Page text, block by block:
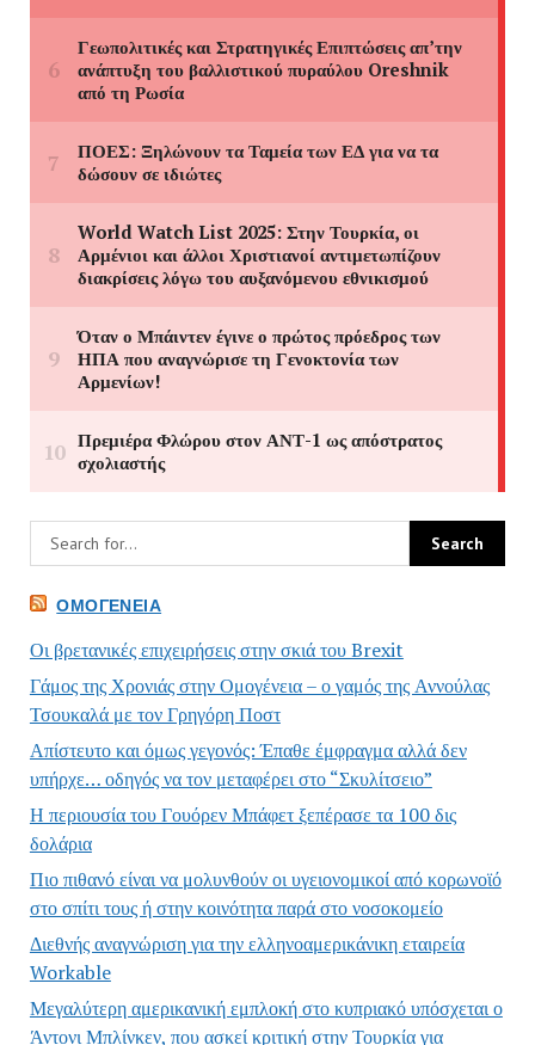
ΟΜΟΓΈΝΕΙΑ
Οι βρετανικές επιχειρήσεις στην σκιά του Brexit
Γάμος της Χρονιάς στην Ομογένεια – ο γαμός της Αννούλας
Τσουκαλά με τον Γρηγόρη Ποστ
Απίστευτο και όμως γεγονός: Έπαθε έμφραγμα αλλά δεν
υπήρχε… οδηγός να τον μεταφέρει στο “Σκυλίτσειο”
Η περιουσία του Γουόρεν Μπάφετ ξεπέρασε τα 100 δις
δολάρια
Πιο πιθανό είναι να μολυνθούν οι υγειονομικοί από κορωνοϊό
στο σπίτι τους ή στην κοινότητα παρά στο νοσοκομείο
Διεθνής αναγνώριση για την ελληνοαμερικάνικη εταιρεία
Workable
Μεγαλύτερη αμερικανική εμπλοκή στο κυπριακό υπόσχεται ο
Άντονι Μπλίνκεν, που ασκεί κριτική στην Τουρκία για